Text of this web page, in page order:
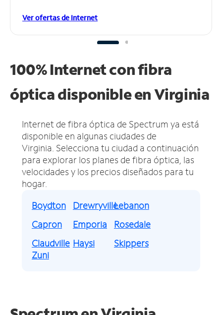
Ver ofertas de Internet
100% Internet con fibra
óptica disponible en Virginia
Internet de fibra óptica de Spectrum ya está
disponible en algunas ciudades de
Virginia. Selecciona tu ciudad a continuación
para explorar los planes de fibra óptica, las
velocidades y los precios diseñados para tu
hogar.
Boydton
Capron
Claudville
Drewryville
Emporia
Haysi
Lebanon
Rosedale
Skippers
Zuni